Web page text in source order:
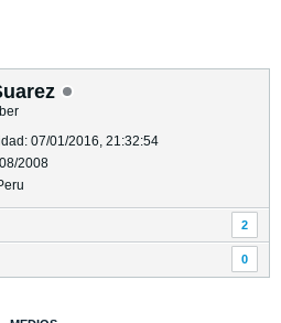
07/01/2016, 21:32:54
2008
2
0